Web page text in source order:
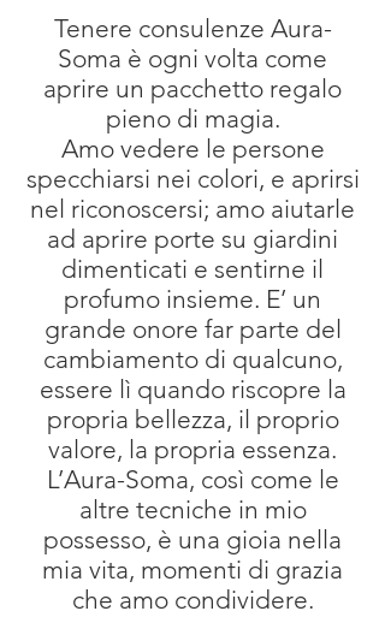
Tenere consulenze Aura-
Soma è ogni volta come
aprire un pacchetto regalo
pieno di magia.
Amo vedere le persone
specchiarsi nei colori, e aprirsi
nel riconoscersi; amo aiutarle
ad aprire porte su giardini
dimenticati e sentirne il
profumo insieme. E’ un
grande onore far parte del
cambiamento di qualcuno,
essere lì quando riscopre la
propria bellezza, il proprio
valore, la propria essenza.
L’Aura-Soma, così come le
altre tecniche in mio
possesso, è una gioia nella
mia vita, momenti di grazia
che amo condividere.